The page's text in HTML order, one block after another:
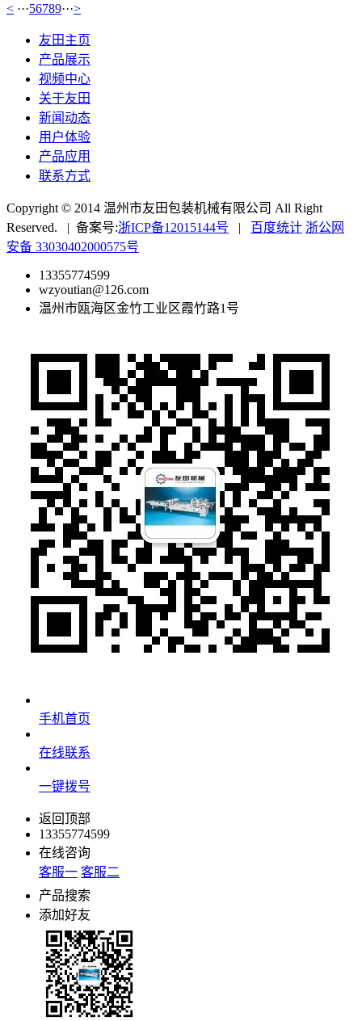
< ···56789···>
友田主页
产品展示
视频中心
关于友田
新闻动态
用户体验
产品应用
联系方式
Copyright © 2014 温州市友田包装机械有限公司 All Right
Reserved. | 备案号:浙ICP备12015144号 | 百度统计 浙公网
安备 33030402000575号
13355774599
wzyoutian@126.com
温州市瓯海区金竹工业区霞竹路1号
手机首页
在线联系
一键拨号
返回顶部
13355774599
在线咨询
客服一 客服二
产品搜索
添加好友